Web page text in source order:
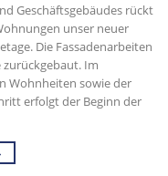
Geschäftsgebäudes rückt
unser neuer
Die Fassadenarbeiten
zurückgebaut. Im
Wohnheiten sowie der
erfolgt der Beginn der